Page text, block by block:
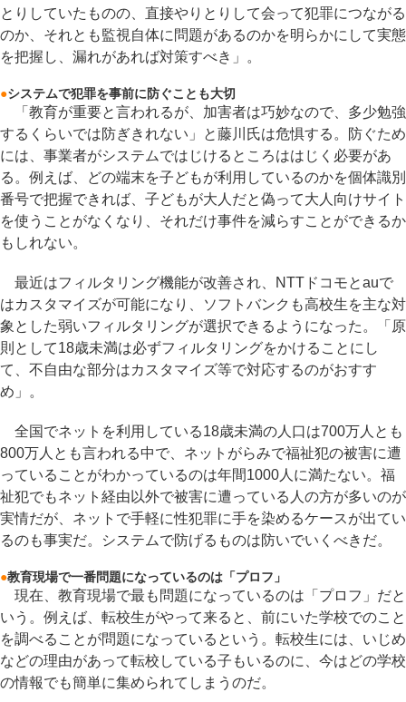
とりしていたものの、直接やりとりして会って犯罪につながる
のか、それとも監視自体に問題があるのかを明らかにして実態
を把握し、漏れがあれば対策すべき」。
●システムで犯罪を事前に防ぐことも大切
「教育が重要と言われるが、加害者は巧妙なので、多少勉強
するくらいでは防ぎきれない」と藤川氏は危惧する。防ぐため
には、事業者がシステムではじけるところははじく必要があ
る。例えば、どの端末を子どもが利用しているのかを個体識別
番号で把握できれば、子どもが大人だと偽って大人向けサイト
を使うことがなくなり、それだけ事件を減らすことができるか
もしれない。
最近はフィルタリング機能が改善され、NTTドコモとauで
はカスタマイズが可能になり、ソフトバンクも高校生を主な対
象とした弱いフィルタリングが選択できるようになった。「原
則として18歳未満は必ずフィルタリングをかけることにし
て、不自由な部分はカスタマイズ等で対応するのがおすす
め」。
全国でネットを利用している18歳未満の人口は700万人とも
800万人とも言われる中で、ネットがらみで福祉犯の被害に遭
っていることがわかっているのは年間1000人に満たない。福
祉犯でもネット経由以外で被害に遭っている人の方が多いのが
実情だが、ネットで手軽に性犯罪に手を染めるケースが出てい
るのも事実だ。システムで防げるものは防いでいくべきだ。
●教育現場で一番問題になっているのは「プロフ」
現在、教育現場で最も問題になっているのは「プロフ」だと
いう。例えば、転校生がやって来ると、前にいた学校でのこと
を調べることが問題になっているという。転校生には、いじめ
などの理由があって転校している子もいるのに、今はどの学校
の情報でも簡単に集められてしまうのだ。